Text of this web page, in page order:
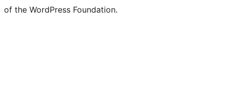
of the WordPress Foundation.